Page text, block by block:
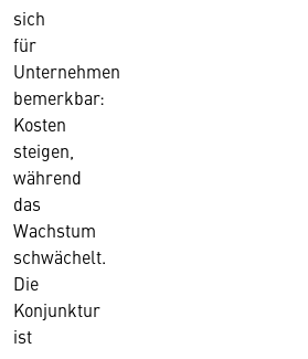
sich
für
Unternehmen
bemerkbar:
Kosten
steigen,
während
das
Wachstum
schwächelt.
Die
Konjunktur
ist